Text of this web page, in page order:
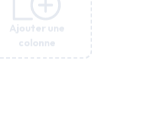
Ajouter une
colonne
Ajouter une
colonne
Ajouter une
colonne
Ajouter une
colonne
Ajouter une
colonne